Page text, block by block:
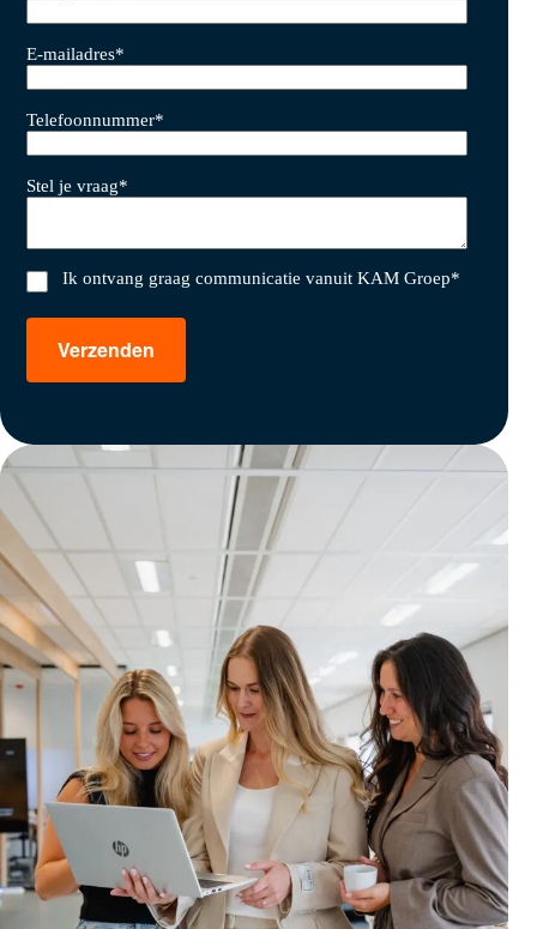
E-mailadres*
Telefoonnummer*
Stel je vraag*
Ik ontvang graag communicatie vanuit KAM Groep*